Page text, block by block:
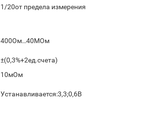
1/20от предела измерения
400Ом…40МОм
±(0,3%+2ед.счета)
10мОм
Устанавливается:3,3;0,6В